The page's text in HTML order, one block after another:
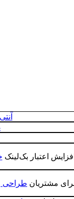
اعتبار بک‌لینک
مشتریان طراحی